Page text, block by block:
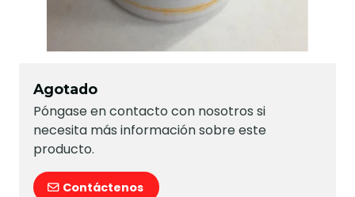
Agotado
Póngase en contacto con nosotros si
necesita más información sobre este
producto.
Contáctenos